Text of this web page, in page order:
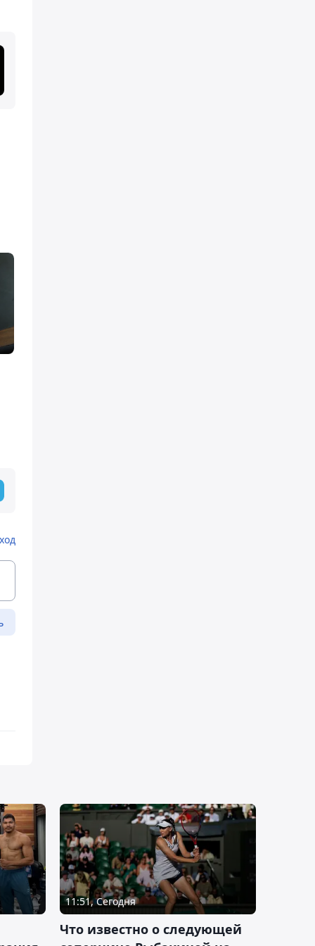
11:51, Сегодня
Что известно о следующей